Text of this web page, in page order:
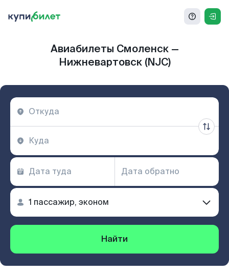
Авиабилеты Смоленск —
Нижневартовск (NJC)
Найти